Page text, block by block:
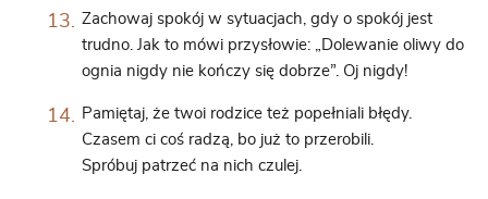
Zachowaj spokój w sytuacjach, gdy o spokój jest
trudno. Jak to mówi przysłowie: „Dolewanie oliwy do
ognia nigdy nie kończy się dobrze”. Oj nigdy!
Pamiętaj, że twoi rodzice też popełniali błędy.
Czasem ci coś radzą, bo już to przerobili.
Spróbuj patrzeć na nich czulej.